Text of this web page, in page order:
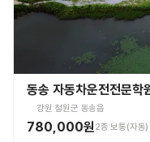
동송 자동차운전전문학
강원 철원군 동송읍
780,000원2종 보통(자동)